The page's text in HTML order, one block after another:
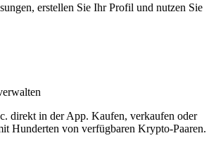
erstellen Sie Ihr Profil und nutzen Sie
direkt in der App. Kaufen, verkaufen oder
Hunderten von verfügbaren Krypto-Paaren.